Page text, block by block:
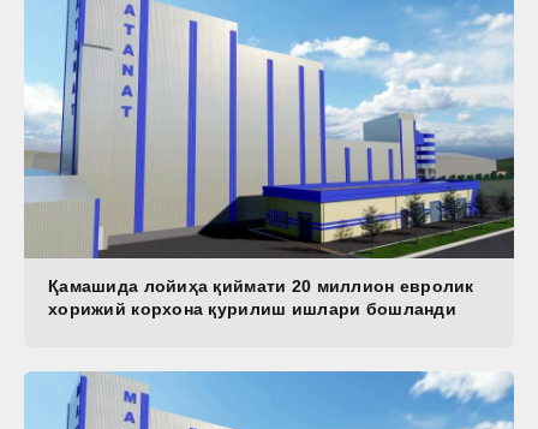
Қамашида лойиҳа қиймати 20 миллион евролик
хорижий корхона қурилиш ишлари бошланди